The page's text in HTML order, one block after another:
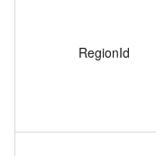
RegionId